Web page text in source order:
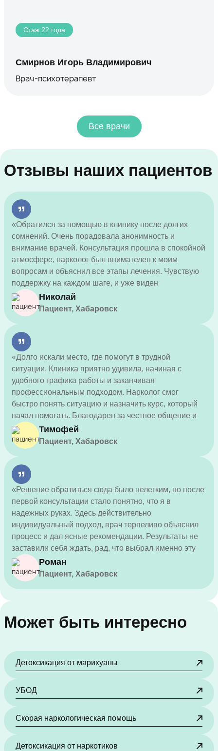
Стаж 22 года
Смирнов Игорь Владимирович
Врач-психотерапевт
Все врачи
Отзывы наших пациентов
«Обратился за помощью в клинику после долгих
сомнений. Очень порадовала анонимность и
внимание врачей. Консультация прошла в спокойной
атмосфере, нарколог был внимателен к моим
вопросам и объяснил все этапы лечения. Чувствую
поддержку на каждом шаге, и уже виден
положительный результат.»
Николай
Пациент, Хабаровск
«Долго искали место, где помогут в трудной
ситуации. Клиника приятно удивила, начиная с
удобного графика работы и заканчивая
профессиональным подходом. Нарколог смог
быстро понять ситуацию и назначить курс, который
начал помогать. Благодарен за честное общение и
эффективное лечение!»
Тимофей
Пациент, Хабаровск
«Решение обратиться сюда было нелегким, но после
первой консультации стало понятно, что я в
надежных руках. Здесь действительно
индивидуальный подход, врач терпеливо объяснил
процесс и дал ясные рекомендации. Результаты не
заставили себя ждать, рад, что выбрал именно эту
клинику для помощи.»
Роман
Пациент, Хабаровск
Может быть интересно
Детоксикация от марихуаны
УБОД
Скорая наркологическая помощь
Детоксикация от наркотиков